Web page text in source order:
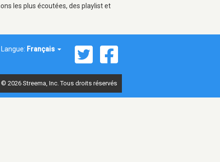
les plus écoutées, des playlist et
Langue: Français
© 2026 Streema, Inc. Tous droits réservés